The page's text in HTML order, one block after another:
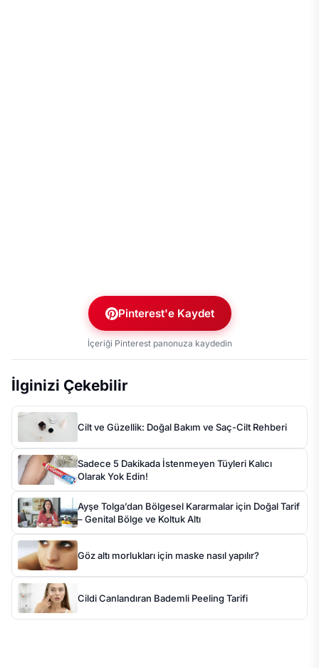
Pinterest'e Kaydet
İçeriği Pinterest panonuza kaydedin
İlginizi Çekebilir
Cilt ve Güzellik: Doğal Bakım ve Saç-Cilt Rehberi
Sadece 5 Dakikada İstenmeyen Tüyleri Kalıcı
Olarak Yok Edin!
Ayşe Tolga’dan Bölgesel Kararmalar için Doğal Tarif
– Genital Bölge ve Koltuk Altı
Göz altı morlukları için maske nasıl yapılır?
Cildi Canlandıran Bademli Peeling Tarifi